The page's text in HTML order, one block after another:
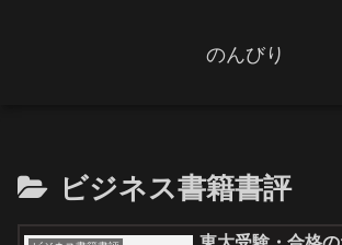
のんびり
ビジネス書籍書評